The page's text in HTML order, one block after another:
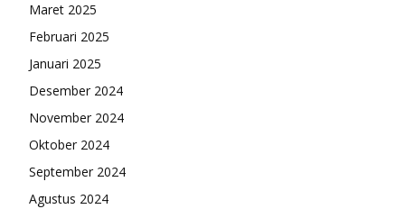
Maret 2025
Februari 2025
Januari 2025
Desember 2024
November 2024
Oktober 2024
September 2024
Agustus 2024